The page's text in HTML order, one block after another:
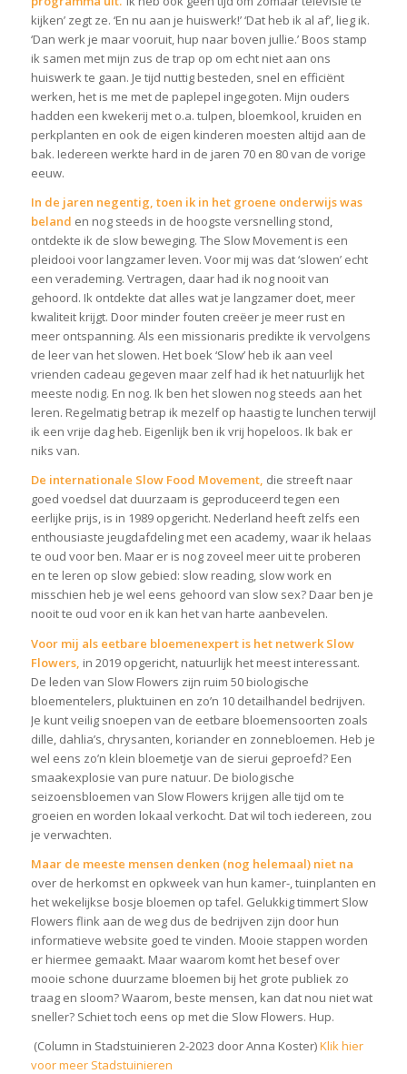
kijken’ zegt ze. ‘En nu aan je huiswerk!’ ‘Dat heb ik al af’, lieg ik.
‘Dan werk je maar vooruit, hup naar boven jullie.’ Boos stamp
ik samen met mijn zus de trap op om echt niet aan ons
huiswerk te gaan. Je tijd nuttig besteden, snel en efficiënt
werken, het is me met de paplepel ingegoten. Mijn ouders
hadden een kwekerij met o.a. tulpen, bloemkool, kruiden en
perkplanten en ook de eigen kinderen moesten altijd aan de
bak. Iedereen werkte hard in de jaren 70 en 80 van de vorige
eeuw.
In de jaren negentig, toen ik in het groene onderwijs was
beland en nog steeds in de hoogste versnelling stond,
ontdekte ik de slow beweging. The Slow Movement is een
pleidooi voor langzamer leven. Voor mij was dat ‘slowen’ echt
een verademing. Vertragen, daar had ik nog nooit van
gehoord. Ik ontdekte dat alles wat je langzamer doet, meer
kwaliteit krijgt. Door minder fouten creëer je meer rust en
meer ontspanning. Als een missionaris predikte ik vervolgens
de leer van het slowen. Het boek ‘Slow’ heb ik aan veel
vrienden cadeau gegeven maar zelf had ik het natuurlijk het
meeste nodig. En nog. Ik ben het slowen nog steeds aan het
leren. Regelmatig betrap ik mezelf op haastig te lunchen terwijl
ik een vrije dag heb. Eigenlijk ben ik vrij hopeloos. Ik bak er
niks van.
De internationale Slow Food Movement, die streeft naar
goed voedsel dat duurzaam is geproduceerd tegen een
eerlijke prijs, is in 1989 opgericht. Nederland heeft zelfs een
enthousiaste jeugdafdeling met een academy, waar ik helaas
te oud voor ben. Maar er is nog zoveel meer uit te proberen
en te leren op slow gebied: slow reading, slow work en
misschien heb je wel eens gehoord van slow sex? Daar ben je
nooit te oud voor en ik kan het van harte aanbevelen.
Voor mij als eetbare bloemenexpert is het netwerk Slow
Flowers, in 2019 opgericht, natuurlijk het meest interessant.
De leden van Slow Flowers zijn ruim 50 biologische
bloementelers, pluktuinen en zo’n 10 detailhandel bedrijven.
Je kunt veilig snoepen van de eetbare bloemensoorten zoals
dille, dahlia’s, chrysanten, koriander en zonnebloemen. Heb je
wel eens zo’n klein bloemetje van de sierui geproefd? Een
smaakexplosie van pure natuur. De biologische
seizoensbloemen van Slow Flowers krijgen alle tijd om te
groeien en worden lokaal verkocht. Dat wil toch iedereen, zou
je verwachten.
Maar de meeste mensen denken (nog helemaal) niet na
over de herkomst en opkweek van hun kamer-, tuinplanten en
het wekelijkse bosje bloemen op tafel. Gelukkig timmert Slow
Flowers flink aan de weg dus de bedrijven zijn door hun
informatieve website goed te vinden. Mooie stappen worden
er hiermee gemaakt. Maar waarom komt het besef over
mooie schone duurzame bloemen bij het grote publiek zo
traag en sloom? Waarom, beste mensen, kan dat nou niet wat
sneller? Schiet toch eens op met die Slow Flowers. Hup.
(Column in Stadstuinieren 2-2023 door Anna Koster)Klik hier
voor meer Stadstuinieren